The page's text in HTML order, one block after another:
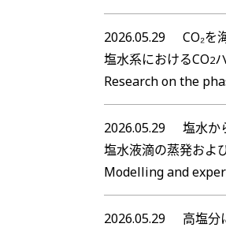
2026.05.29
CO₂を
塩水系におけるCO2
Research on the
2026.05.29
塩水か
塩水液滴の蒸発およ
Modelling and
2026.05.29
高塩分